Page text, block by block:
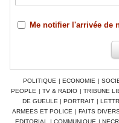
Me notifier l'arrivée de
POLITIQUE | ECONOMIE |
PEOPLE | TV & RADIO | TRIBUNE
DE GUEULE | PORTRAIT |
ARMEES ET POLICE | FAITS
EDITORIAL
| COMMUNIQUE |